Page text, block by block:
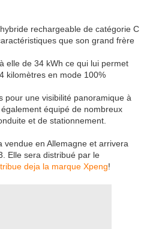
hybride rechargeable de catégorie C
que son grand frère
elle de 34 kWh ce qui lui permet
kilomètres en mode 100%
pour une visibilité panoramique à
équipé de nombreux
et de stationnement.
vendue en Allemagne et arrivera
Elle sera distribué par le
deja la marque Xpeng!